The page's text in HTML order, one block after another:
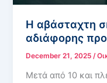
Η αβάσταχτη
αδιάφορης
December 21, 2025/
Μετά από 10 και